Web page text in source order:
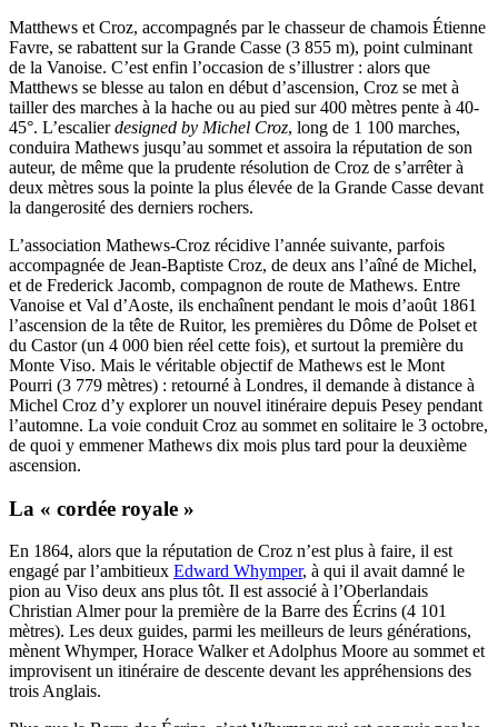
Matthews et Croz, accompagnés par le chasseur de chamois Étienne
Favre, se rabattent sur la Grande Casse (3 855 m), point culminant
de la Vanoise. C’est enfin l’occasion de s’illustrer : alors que
Matthews se blesse au talon en début d’ascension, Croz se met à
tailler des marches à la hache ou au pied sur 400 mètres pente à 40-
45°. L’escalierdesigned by Michel Croz, long de 1 100 marches,
conduira Mathews jusqu’au sommet et assoira la réputation de son
auteur, de même que la prudente résolution de Croz de s’arrêter à
deux mètres sous la pointe la plus élevée de la Grande Casse devant
la dangerosité des derniers rochers.
L’association Mathews-Croz récidive l’année suivante, parfois
accompagnée de Jean-Baptiste Croz, de deux ans l’aîné de Michel,
et de Frederick Jacomb, compagnon de route de Mathews. Entre
Vanoise et Val d’Aoste, ils enchaînent pendant le mois d’août 1861
l’ascension de la tête de Ruitor, les premières du Dôme de Polset et
du Castor (un 4 000 bien réel cette fois), et surtout la première du
Monte Viso. Mais le véritable objectif de Mathews est le Mont
Pourri (3 779 mètres) : retourné à Londres, il demande à distance à
Michel Croz d’y explorer un nouvel itinéraire depuis Pesey pendant
l’automne. La voie conduit Croz au sommet en solitaire le 3 octobre,
de quoi y emmener Mathews dix mois plus tard pour la deuxième
ascension.
La « cordée royale »
En 1864, alors que la réputation de Croz n’est plus à faire, il est
engagé par l’ambitieux Edward Whymper, à qui il avait damné le
pion au Viso deux ans plus tôt. Il est associé à l’Oberlandais
Christian Almer pour la première de la Barre des Écrins (4 101
mètres). Les deux guides, parmi les meilleurs de leurs générations,
mènent Whymper, Horace Walker et Adolphus Moore au sommet et
improvisent un itinéraire de descente devant les appréhensions des
trois Anglais.